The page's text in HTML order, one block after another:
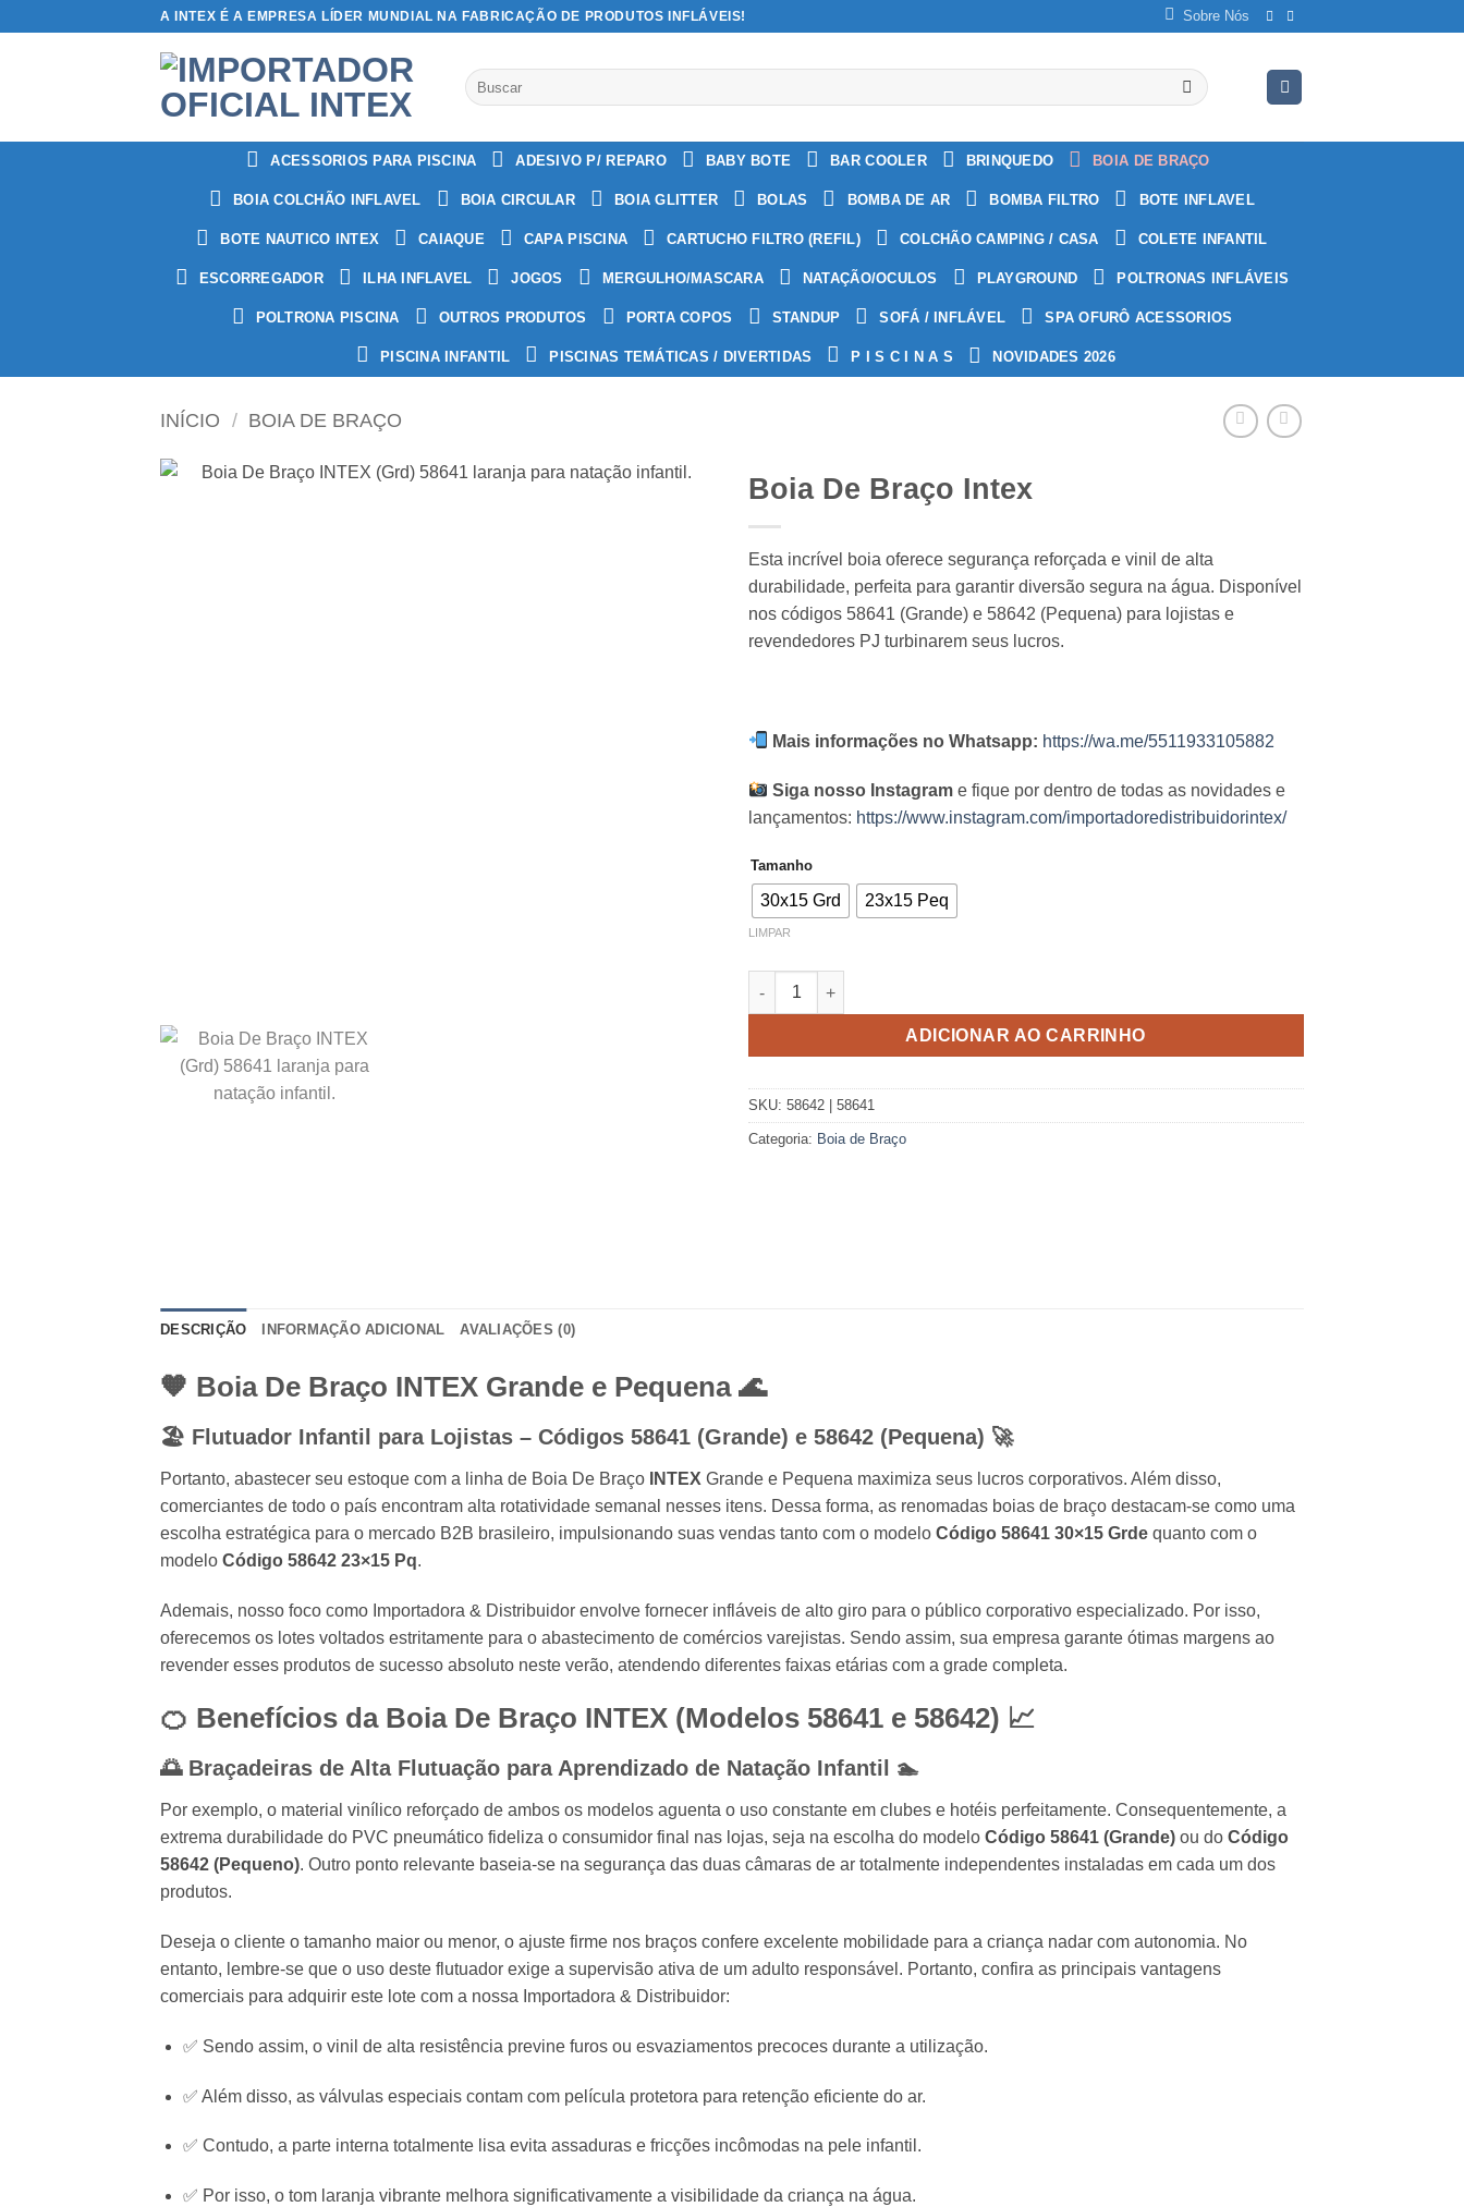
A INTEX É A EMPRESA LÍDER MUNDIAL NA FABRICAÇÃO DE PRODUTOS INFLÁVEIS! Sobre Nós
Pesquisar
por:
ACESSORIOS PARA PISCINA ADESIVO P/ REPARO BABY BOTE BAR COOLER BRINQUEDO BOIA DE BRAÇO
BOIA COLCHÃO INFLAVEL BOIA CIRCULAR BOIA GLITTER BOLAS BOMBA DE AR BOMBA FILTRO BOTE INFLAVEL
BOTE NAUTICO INTEX CAIAQUE CAPA PISCINA CARTUCHO FILTRO (REFIL) COLCHÃO CAMPING / CASA COLETE INFANTIL
ESCORREGADOR ILHA INFLAVEL JOGOS MERGULHO/MASCARA NATAÇÃO/OCULOS PLAYGROUND POLTRONAS INFLÁVEIS
POLTRONA PISCINA OUTROS PRODUTOS PORTA COPOS STANDUP SOFÁ / INFLÁVEL SPA OFURÔ ACESSORIOS
PISCINA INFANTIL PISCINAS TEMÁTICAS / DIVERTIDAS P I S C I N A S NOVIDADES 2026
INÍCIO / BOIA DE BRAÇO
Boia De Braço Intex
Esta incrível boia oferece segurança reforçada e vinil de alta
durabilidade, perfeita para garantir diversão segura na água. Disponível
nos códigos 58641 (Grande) e 58642 (Pequena) para lojistas e
revendedores PJ turbinarem seus lucros.
Mais informações no Whatsapp: https://wa.me/5511933105882
Siga nosso Instagram e fique por dentro de todas as novidades e
lançamentos: https://www.instagram.com/importadoredistribuidorintex/
Tamanho
30x15 Grd 23x15 Peq
LIMPAR
Boia De Braço Intex quantidade
ADICIONAR AO CARRINHO
SKU: 58642 | 58641
Categoria: Boia de Braço
DESCRIÇÃO INFORMAÇÃO ADICIONAL AVALIAÇÕES (0)
🧡 Boia De Braço INTEX Grande e Pequena 🌊
🏖️ Flutuador Infantil para Lojistas – Códigos 58641 (Grande) e 58642 (Pequena) 🚀
Portanto, abastecer seu estoque com a linha de Boia De Braço INTEX Grande e Pequena maximiza seus lucros corporativos. Além disso,
comerciantes de todo o país encontram alta rotatividade semanal nesses itens. Dessa forma, as renomadas boias de braço destacam-se como uma
escolha estratégica para o mercado B2B brasileiro, impulsionando suas vendas tanto com o modelo Código 58641 30×15 Grde quanto com o
modelo Código 58642 23×15 Pq.
Ademais, nosso foco como Importadora & Distribuidor envolve fornecer infláveis de alto giro para o público corporativo especializado. Por isso,
oferecemos os lotes voltados estritamente para o abastecimento de comércios varejistas. Sendo assim, sua empresa garante ótimas margens ao
revender esses produtos de sucesso absoluto neste verão, atendendo diferentes faixas etárias com a grade completa.
🍊 Benefícios da Boia De Braço INTEX (Modelos 58641 e 58642) 📈
🌅 Braçadeiras de Alta Flutuação para Aprendizado de Natação Infantil 🏊
Por exemplo, o material vinílico reforçado de ambos os modelos aguenta o uso constante em clubes e hotéis perfeitamente. Consequentemente, a
extrema durabilidade do PVC pneumático fideliza o consumidor final nas lojas, seja na escolha do modelo Código 58641 (Grande) ou do Código
58642 (Pequeno). Outro ponto relevante baseia-se na segurança das duas câmaras de ar totalmente independentes instaladas em cada um dos
produtos.
Deseja o cliente o tamanho maior ou menor, o ajuste firme nos braços confere excelente mobilidade para a criança nadar com autonomia. No
entanto, lembre-se que o uso deste flutuador exige a supervisão ativa de um adulto responsável. Portanto, confira as principais vantagens
comerciais para adquirir este lote com a nossa Importadora & Distribuidor:
✅ Sendo assim, o vinil de alta resistência previne furos ou esvaziamentos precoces durante a utilização.
✅ Além disso, as válvulas especiais contam com película protetora para retenção eficiente do ar.
✅ Contudo, a parte interna totalmente lisa evita assaduras e fricções incômodas na pele infantil.
✅ Por isso, o tom laranja vibrante melhora significativamente a visibilidade da criança na água.